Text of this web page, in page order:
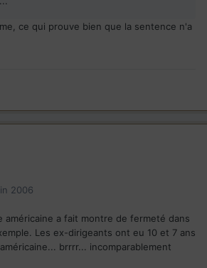
ce qui prouve bien que la sentence n'a
2006
américaine a fait montre de fermeté dans
Les ex-dirigeants ont eu 10 et 7 ans
brrrr... incomparablement